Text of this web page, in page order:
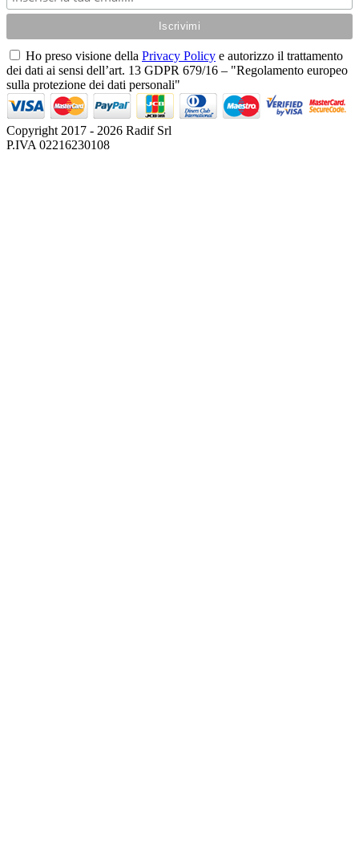
Ho preso visione della Privacy Policy e autorizzo il trattamento
dei dati ai sensi dell’art. 13 GDPR 679/16 – "Regolamento europeo
sulla protezione dei dati personali"
Copyright 2017 - 2026 Radif Srl
P.IVA 02216230108